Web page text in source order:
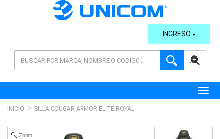
AVANZADA
INGRESO
INICIO SILLA COUGAR ARMOR ELITE ROYAL
Zoom